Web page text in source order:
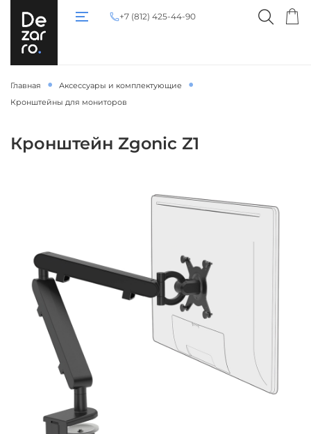
+7 (812) 425-44-90
Главная
Аксессуары и комплектующие
Кронштейны для мониторов
Кронштейн Zgonic Z1